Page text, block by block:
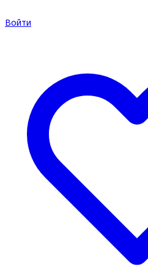
Войти